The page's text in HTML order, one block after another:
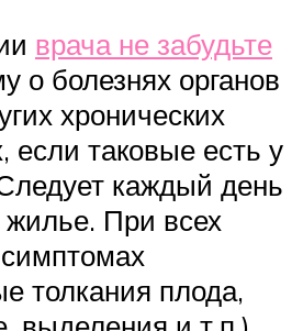
врача не забудьте
о болезнях органов
хронических
если таковые есть у
каждый день
жилье. При всех
толкания плода,